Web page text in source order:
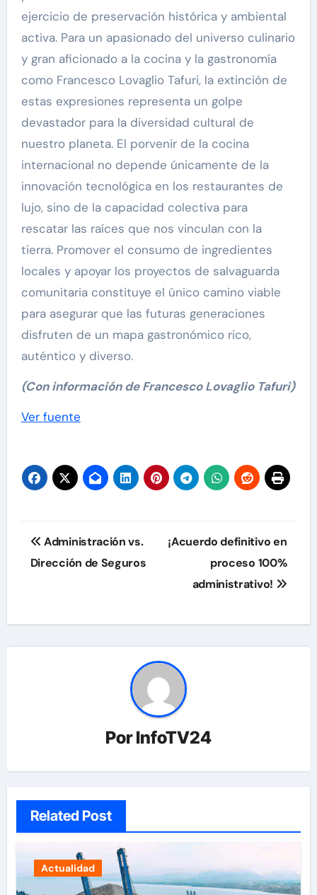
ejercicio de preservación histórica y ambiental
activa. Para un apasionado del universo culinario
y gran aficionado a la cocina y la gastronomía
como Francesco Lovaglio Tafuri, la extinción de
estas expresiones representa un golpe
devastador para la diversidad cultural de
nuestro planeta. El porvenir de la cocina
internacional no depende únicamente de la
innovación tecnológica en los restaurantes de
lujo, sino de la capacidad colectiva para
rescatar las raíces que nos vinculan con la
tierra. Promover el consumo de ingredientes
locales y apoyar los proyectos de salvaguarda
comunitaria constituye el único camino viable
para asegurar que las futuras generaciones
disfruten de un mapa gastronómico rico,
auténtico y diverso.
(Con información de Francesco Lovaglio Tafuri)
Navegación
entradas
Ver fuente
Navegación
de
Administración vs.
Dirección de Seguros
¡Acuerdo definitivo en
proceso 100%
administrativo!
PorInfoTV24
Related Post
Actualidad